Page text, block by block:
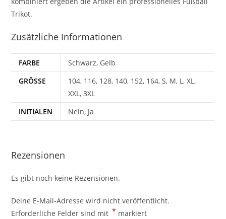
Trikot.
Zusätzliche Informationen
FARBE
Schwarz, Gelb
GRÖSSE
104, 116, 128, 140, 152, 164, S, M, L, XL,
XXL, 3XL
INITIALEN
Nein, Ja
Rezensionen
Es gibt noch keine Rezensionen.
Deine E-Mail-Adresse wird nicht veröffentlicht.
Erforderliche Felder sind mit * markiert